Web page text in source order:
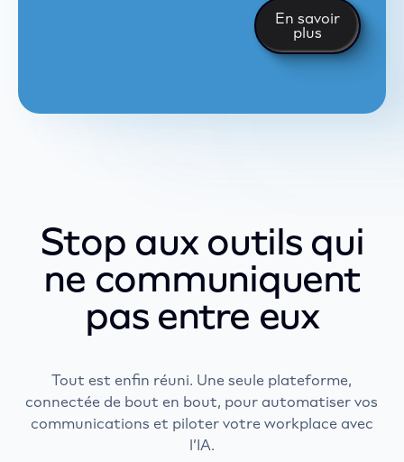
En savoir
plus
En savoir
Stop aux outils qui
ne communiquent
pas entre eux
Tout est enfin réuni. Une seule plateforme,
connectée de bout en bout, pour automatiser vos
communications et piloter votre workplace avec
l’IA.